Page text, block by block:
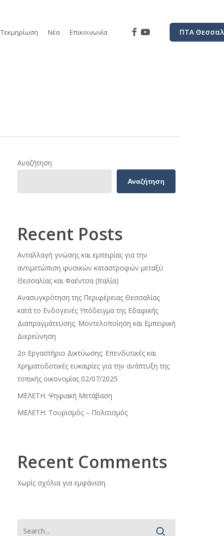
Τεκμηρίωση Νέα Επικοινωνία ΠΤΑ
facebookyoutube
Αναζήτηση
Αναζήτηση
Recent Posts
Ανταλλαγή γνώσης και εμπειρίας για την
αντιμετώπιση φυσικών καταστροφών μεταξύ
Θεσσαλίας και Φαέντσα (Ιταλία)
Ανασυγκρότηση της Περιφέρειας Θεσσαλίας
κατά το Ενδογενές Υπόδειγμα της Εδαφικής
Διαπραγμάτευσης: Μοντελοποίηση και Εμπειρική
Διερεύνηση
2ο Εργαστήριο Δικτύωσης: Επενδυτικές και
Χρηματοδοτικές ευκαιρίες για την ανάπτυξη της
τοπικής οικονομίας 02/07/2025
ΜΕΛΕΤΗ: Ψηφιακή Μετάβαση
ΜΕΛΕΤΗ: Τουρισμός – Πολιτισμός
Recent Comments
Χωρίς σχόλια για εμφάνιση.